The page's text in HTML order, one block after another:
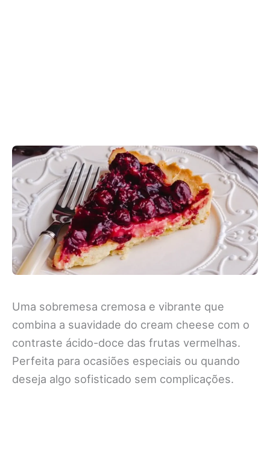
Uma sobremesa cremosa e vibrante que
combina a suavidade do cream cheese com o
contraste ácido-doce das frutas vermelhas.
Perfeita para ocasiões especiais ou quando
deseja algo sofisticado sem complicações.